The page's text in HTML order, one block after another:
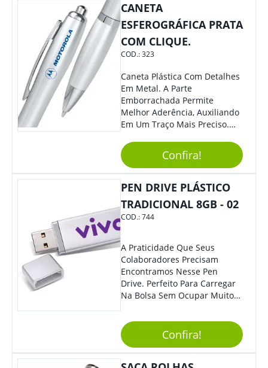
CANETA
ESFEROGRÁFICA PRATA
COM CLIQUE.
COD.:323
Caneta Plástica Com Detalhes
Em Metal. A Parte
Emborrachada Permite
Melhor Aderência, Auxiliando
Em Um Traço Mais Preciso.
Todo Tipo De Evento E
Público.
Confira!
PEN DRIVE PLÁSTICO
TRADICIONAL 8GB - 02
COD.:744
A Praticidade Que Seus
Colaboradores Precisam
Encontramos Nesse Pen
Drive. Perfeito Para Carregar
Na Bolsa Sem Ocupar Muito
Qualquer Lugar Todos Os
Arquivos Desejados. Ideal
Para Oferecer Em Eventos E
Feiras De Exposições.
Confira!